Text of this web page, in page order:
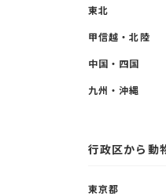
東北
甲信越・北陸
中国・四国
九州・沖縄
行政区から動
東京都